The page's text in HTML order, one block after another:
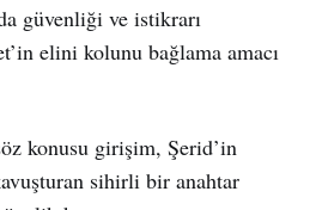
güvenliği ve istikrarı
elini kolunu bağlama amacı
konusu girişim, Şerid’in
sihirli bir anahtar